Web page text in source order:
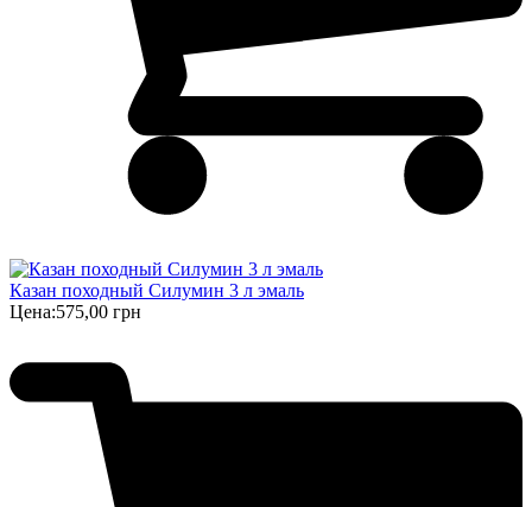
Казан походный Силумин 3 л эмаль
Цена:575,00 грн